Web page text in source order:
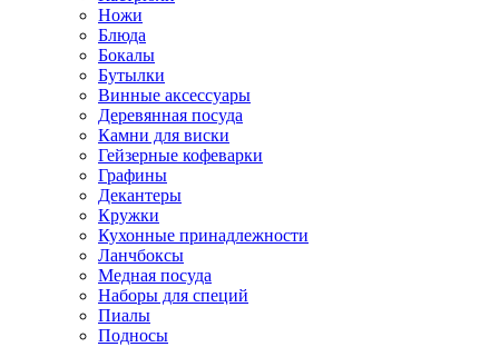
Ножи
Блюда
Бокалы
Бутылки
Винные аксессуары
Деревянная посуда
Камни для виски
Гейзерные кофеварки
Графины
Декантеры
Кружки
Кухонные принадлежности
Ланчбоксы
Медная посуда
Наборы для специй
Пиалы
Подносы